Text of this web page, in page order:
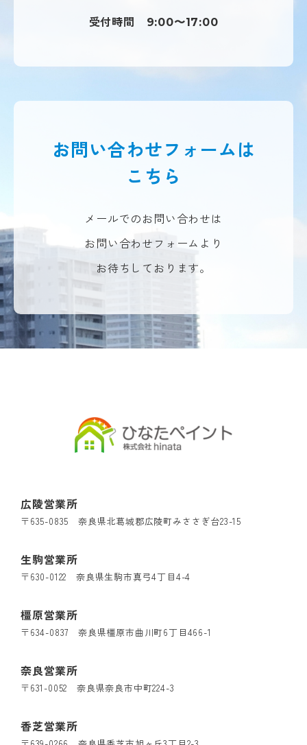
受付時間 9:00〜17:00
お問い合わせフォームは
こちら
メールでのお問い合わせは
お問い合わせフォームより
お待ちしております。
広陵営業所
〒635-0835 奈良県北葛城郡広陵町みささぎ台23-15
奈良営業所
〒631-0052 奈良県奈良市中町224-3
生駒営業所
〒630-0122 奈良県生駒市真弓4丁目4-4
香芝営業所
橿原営業所
〒634-0837 奈良県橿原市曲川町6丁目466-1